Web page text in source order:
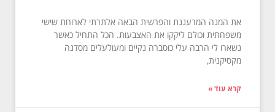
את המנה המרעננת והפרשית הבאה אלתרתי לארוחת שישי
משפחתית וכולם ליקקו את האצבעות. הכל התחיל כאשר
נשארו לי הרבה עלי כוסברה נקיים ומעולעלים מסדנה
מקסיקנית,
קרא עוד »